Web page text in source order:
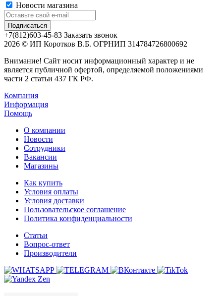
Новости магазина
+7(812)603-45-83 Заказать звонок
2026 © ИП Коротков В.Б. ОГРНИП 314784726800692
Внимание! Сайт носит информационный характер и не
является публичной офертой, определяемой положениями
части 2 статьи 437 ГК РФ.
Компания
Информация
Помощь
О компании
Новости
Сотрудники
Вакансии
Магазины
Как купить
Условия оплаты
Условия доставки
Пользовательское соглашение
Политика конфиденциальности
Статьи
Вопрос-ответ
Производители